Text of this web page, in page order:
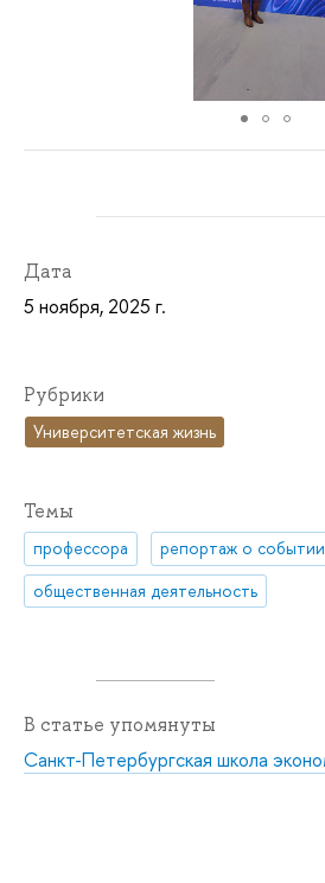
Дата
5 ноября, 2025 г.
Рубрики
Университетская жизнь
Темы
профессора
репортаж о событии
общественная деятельность
В статье упомянуты
Санкт-Петербургская школа